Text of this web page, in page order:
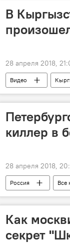
В
28 апреля 2018,
Видео
киллер в
28 апреля 2018,
Россия Все
Новости мигрантов
Как
секрет